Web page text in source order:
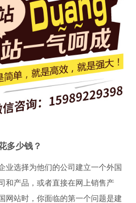
多少钱？
业选择为他们的公司建立一个外国
和产品，或者直接在网上销售产
网站时，你面临的第一个问题是建